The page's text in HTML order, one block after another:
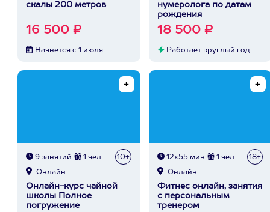
скалы 200 метров
16 500 ₽
Начнется с 1 июля
нумеролога по датам
рождения
18 500 ₽
Работает круглый год
9 занятий 1 чел 10+
Онлайн
Онлайн-курс чайной
школы Полное
погружение
12х55 мин 1 чел 18+
Онлайн
Фитнес онлайн, занятия
с персональным
тренером